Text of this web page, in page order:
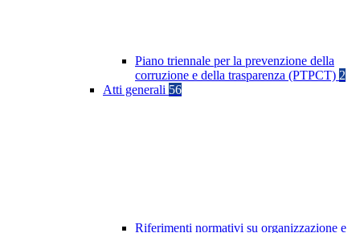
Piano triennale per la prevenzione della
corruzione e della trasparenza (PTPCT) 2
Atti generali 56
Riferimenti normativi su organizzazione e